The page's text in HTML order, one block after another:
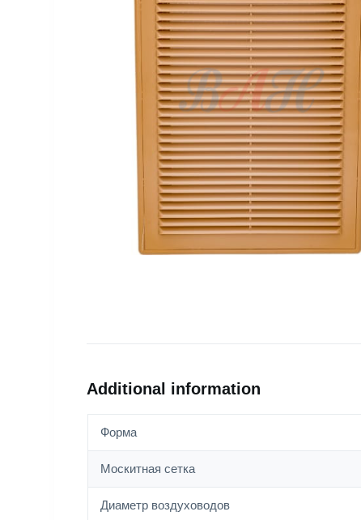
Additional information
Форма
Москитная сетка
Диаметр воздуховодов